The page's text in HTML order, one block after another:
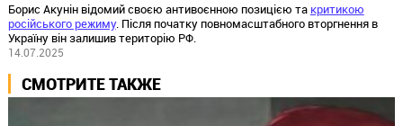
Борис Акунін відомий своєю антивоєнною позицією та критикою
російського режиму. Після початку повномасштабного вторгнення в
Україну він залишив територію РФ.
14.07.2025
СМОТРИТЕ ТАКЖЕ